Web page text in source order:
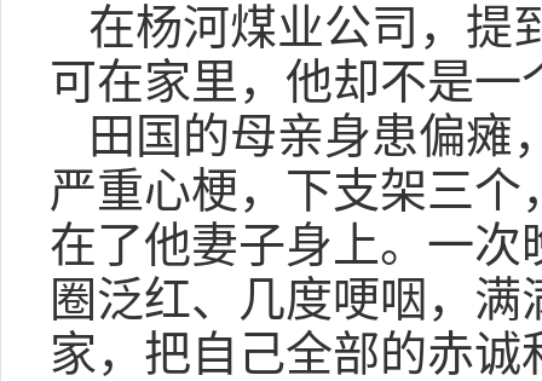
在杨河煤业公司，提
可在家里，他却不是
田国的母亲身患偏瘫
严重心梗，下支架三
在了他妻子身上。一
圈泛红、几度哽咽，
家，把自己全部的赤